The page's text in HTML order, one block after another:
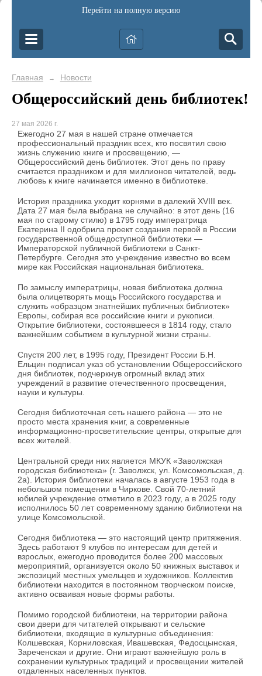
Перейти на полную версию
Главная → Новости
Общероссийский день библиотек!
27 мая 2026 г.
Ежегодно 27 мая в нашей стране отмечается
профессиональный праздник всех, кто посвятил свою
жизнь служению книге и просвещению, —
Общероссийский день библиотек. Этот день по праву
считается праздником и для миллионов читателей, ведь
любовь к книге начинается именно в библиотеке.
История праздника уходит корнями в далекий XVIII век.
Дата 27 мая была выбрана не случайно: в этот день (16
мая по старому стилю) в 1795 году императрица
Екатерина II одобрила проект создания первой в России
государственной общедоступной библиотеки —
Императорской публичной библиотеки в Санкт-
Петербурге. Сегодня это учреждение известно во всем
мире как Российская национальная библиотека.
По замыслу императрицы, новая библиотека должна
была олицетворять мощь Российского государства и
служить «образцом знатнейших публичных библиотек»
Европы, собирая все российские книги и рукописи.
Открытие библиотеки, состоявшееся в 1814 году, стало
важнейшим событием в культурной жизни страны.
Спустя 200 лет, в 1995 году, Президент России Б.Н.
Ельцин подписал указ об установлении Общероссийского
дня библиотек, подчеркнув огромный вклад этих
учреждений в развитие отечественного просвещения,
науки и культуры.
Сегодня библиотечная сеть нашего района — это не
просто места хранения книг, а современные
информационно-просветительские центры, открытые для
всех жителей.
Центральной среди них является МКУК «Заволжская
городская библиотека» (г. Заволжск, ул. Комсомольская, д.
2а). История библиотеки началась в августе 1953 года в
небольшом помещении в Чиркове. Свой 70-летний
юбилей учреждение отметило в 2023 году, а в 2025 году
исполнилось 50 лет современному зданию библиотеки на
улице Комсомольской.
Сегодня библиотека — это настоящий центр притяжения.
Здесь работают 9 клубов по интересам для детей и
взрослых, ежегодно проводится более 200 массовых
мероприятий, организуется около 50 книжных выставок и
экспозиций местных умельцев и художников. Коллектив
библиотеки находится в постоянном творческом поиске,
активно осваивая новые формы работы.
Помимо городской библиотеки, на территории района
свои двери для читателей открывают и сельские
библиотеки, входящие в культурные объединения:
Колшевская, Корниловская, Ивашевская, Федосцынская,
Зареченская и другие. Они играют важнейшую роль в
сохранении культурных традиций и просвещении жителей
отдаленных населенных пунктов.